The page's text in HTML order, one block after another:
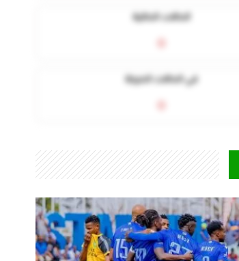
في الحالات الحرجة